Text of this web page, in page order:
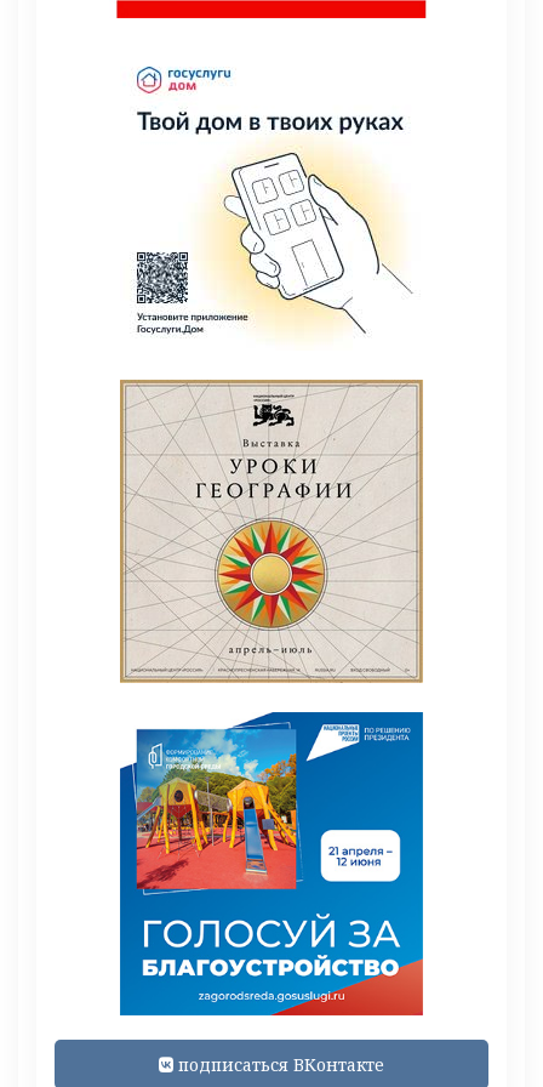
подписаться ВКонтакте